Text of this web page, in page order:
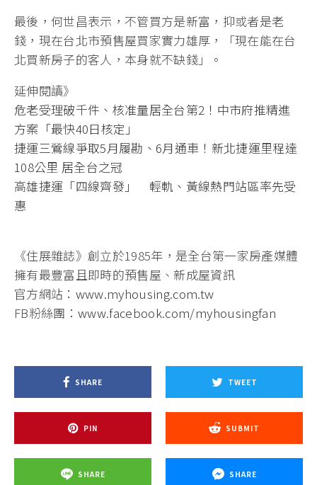
最後，何世昌表示，不管買方是新富，抑或者是老
錢，現在台北市預售屋買家實力雄厚，「現在能在台
北買新房子的客人，本身就不缺錢」。
延伸閱讀》
危老受理破千件、核准量居全台第2！中市府推精進
方案「最快40日核定」
捷運三鶯線爭取5月履勘、6月通車！新北捷運里程達
108公里 居全台之冠
高雄捷運「四線齊發」 輕軌、黃線熱門站區率先受
惠
《住展雜誌》創立於1985年，是全台第一家房產媒體
擁有最豐富且即時的預售屋、新成屋資訊
官方網站： www.myhousing.com.tw
FB粉絲團：www.facebook.com/myhousingfan
SHARE TWEET
PIN SUBMIT
SHARE SHARE